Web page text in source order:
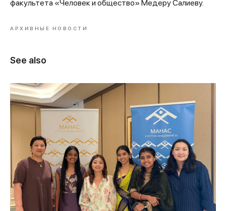
факультета «Человек и общество» Медеру Салиеву.
АРХИВНЫЕ НОВОСТИ
See also